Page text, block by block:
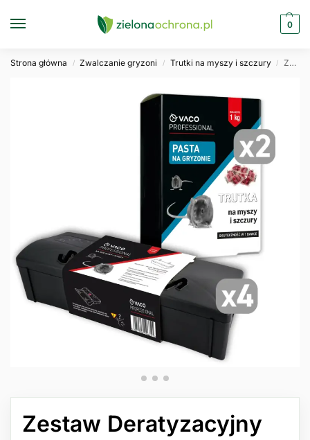
0
Strona główna / Zwalczanie gryzoni / Trutki na myszy i szczury / Zestaw Deratyzacyjny 2x Trutka na Myszy i Szczury 1 kg + 4x Karmnik Stacja
Zestaw Deratyzacyjny